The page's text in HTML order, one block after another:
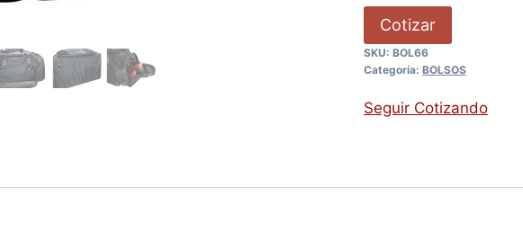
Cotizar
SKU: BOL66
Categoría: BOLSOS
Seguir Cotizando